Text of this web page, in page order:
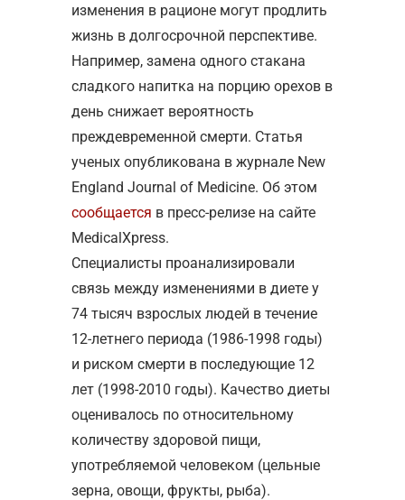
изменения в рационе могут продлить
жизнь в долгосрочной перспективе.
Например, замена одного стакана
сладкого напитка на порцию орехов в
день снижает вероятность
преждевременной смерти. Статья
ученых опубликована в журнале New
England Journal of Medicine. Об этом
сообщается в пресс-релизе на сайте
MedicalXpress.
Специалисты проанализировали
связь между изменениями в диете у
74 тысяч взрослых людей в течение
12-летнего периода (1986-1998 годы)
и риском смерти в последующие 12
лет (1998-2010 годы). Качество диеты
оценивалось по относительному
количеству здоровой пищи,
употребляемой человеком (цельные
зерна, овощи, фрукты, рыба).